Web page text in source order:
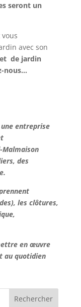
seront un
avec son
de jardin
nous…
une entreprise
Malmaison
des
les clôtures,
en œuvre
au quotidien
Rechercher